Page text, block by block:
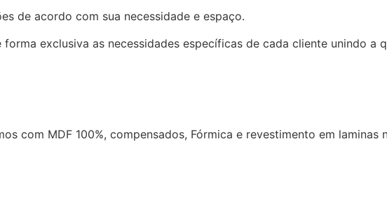
de acordo com sua necessidade e espaço.
exclusiva as necessidades específicas de cada cliente unindo a
com MDF 100%, compensados, Fórmica e revestimento em laminas